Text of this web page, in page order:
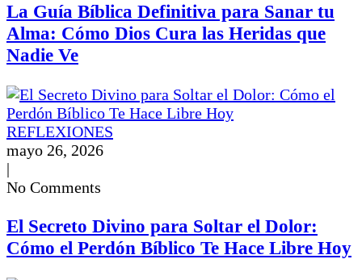
La Guía Bíblica Definitiva para Sanar tu
Alma: Cómo Dios Cura las Heridas que
Nadie Ve
REFLEXIONES
mayo 26, 2026
|
No Comments
El Secreto Divino para Soltar el Dolor:
Cómo el Perdón Bíblico Te Hace Libre Hoy